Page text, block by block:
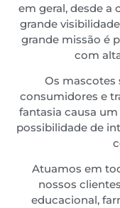
em geral, desde a
grande
grande missão é
com
Os mascotes
consumidores e
fantasia causa
possibilidade de
Atuamos em
nossos
educacional,